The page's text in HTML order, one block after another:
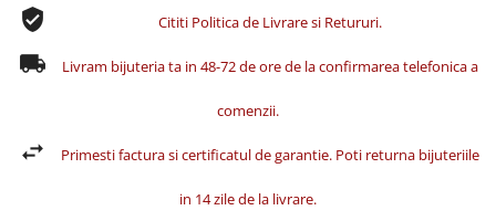
Cititi Politica de Livrare si Retururi.
Livram bijuteria ta in 48-72 de ore de la confirmarea telefonica a
comenzii.
Primesti factura si certificatul de garantie. Poti returna bijuteriile
in 14 zile de la livrare.